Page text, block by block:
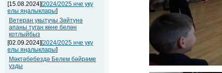
[15.08.2024][2024/2025 нче уку
елы яңалыклары]
Ветеран укытучы Зәйтүнә
апаны туган көне белән
котлыйбыз
[02.09.2024][2024/2025 нче уку
елы яңалыклары]
Мәктәбебездә Белем бәйрәме
узды